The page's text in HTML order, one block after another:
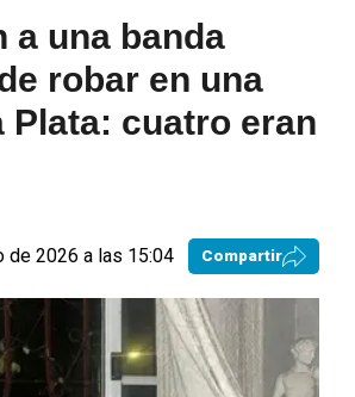
a una banda
robar en una
Plata: cuatro eran
de 2026 a las 15:04 Compartir